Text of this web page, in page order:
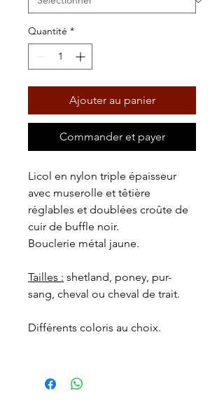
Quantité *
Ajouter au panier
Commander et payer
Licol en nylon triple épaisseur
avec muserolle et têtière
réglables et doublées croûte de
cuir de buffle noir.
Bouclerie métal jaune.
Tailles : shetland, poney, pur-
sang, cheval ou cheval de trait.
Différents coloris au choix.